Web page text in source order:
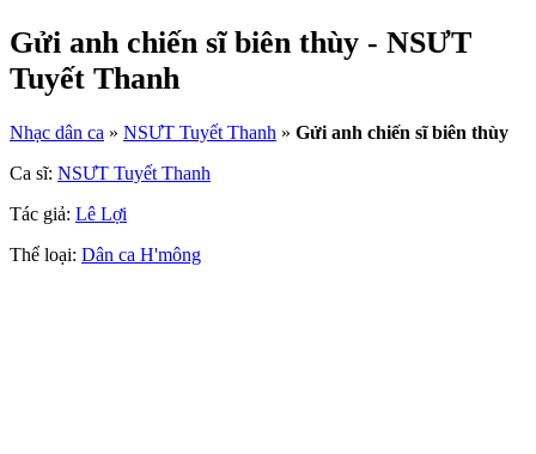
Gửi anh chiến sĩ biên thùy - NSƯT
Tuyết Thanh
Nhạc dân ca » NSƯT Tuyết Thanh » Gửi anh chiến sĩ biên thùy
Ca sĩ: NSƯT Tuyết Thanh
Tác giả: Lê Lợi
Thể loại: Dân ca H'mông